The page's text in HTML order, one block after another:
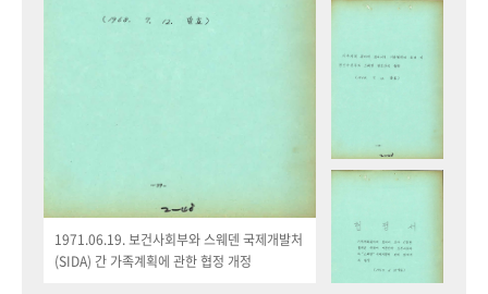
1971.06.19. 보건사회부와 스웨덴 국제개발처
(SIDA) 간 가족계획에 관한 협정 개정